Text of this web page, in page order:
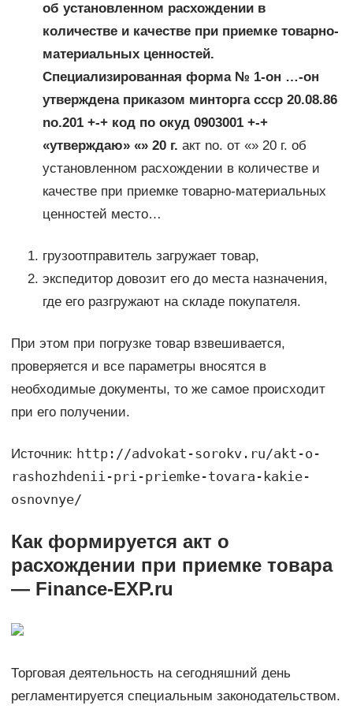
об установленном расхождении в
количестве и качестве при приемке товарно-
материальных ценностей.
Специализированная форма № 1-он …-он
утверждена приказом минторга ссср 20.08.86
no.201 +-+ код по окуд 0903001 +-+
«утверждаю» «» 20 г. акт no. от «» 20 г. об
установленном расхождении в количестве и
качестве при приемке товарно-материальных
ценностей место…
грузоотправитель загружает товар,
экспедитор довозит его до места назначения,
где его разгружают на складе покупателя.
При этом при погрузке товар взвешивается,
проверяется и все параметры вносятся в
необходимые документы, то же самое происходит
при его получении.
Источник: http://advokat-sorokv.ru/akt-o-
rashozhdenii-pri-priemke-tovara-kakie-
osnovnye/
Как формируется акт о
расхождении при приемке товара
— Finance-EXP.ru
Торговая деятельность на сегодняшний день
регламентируется специальным законодательством.